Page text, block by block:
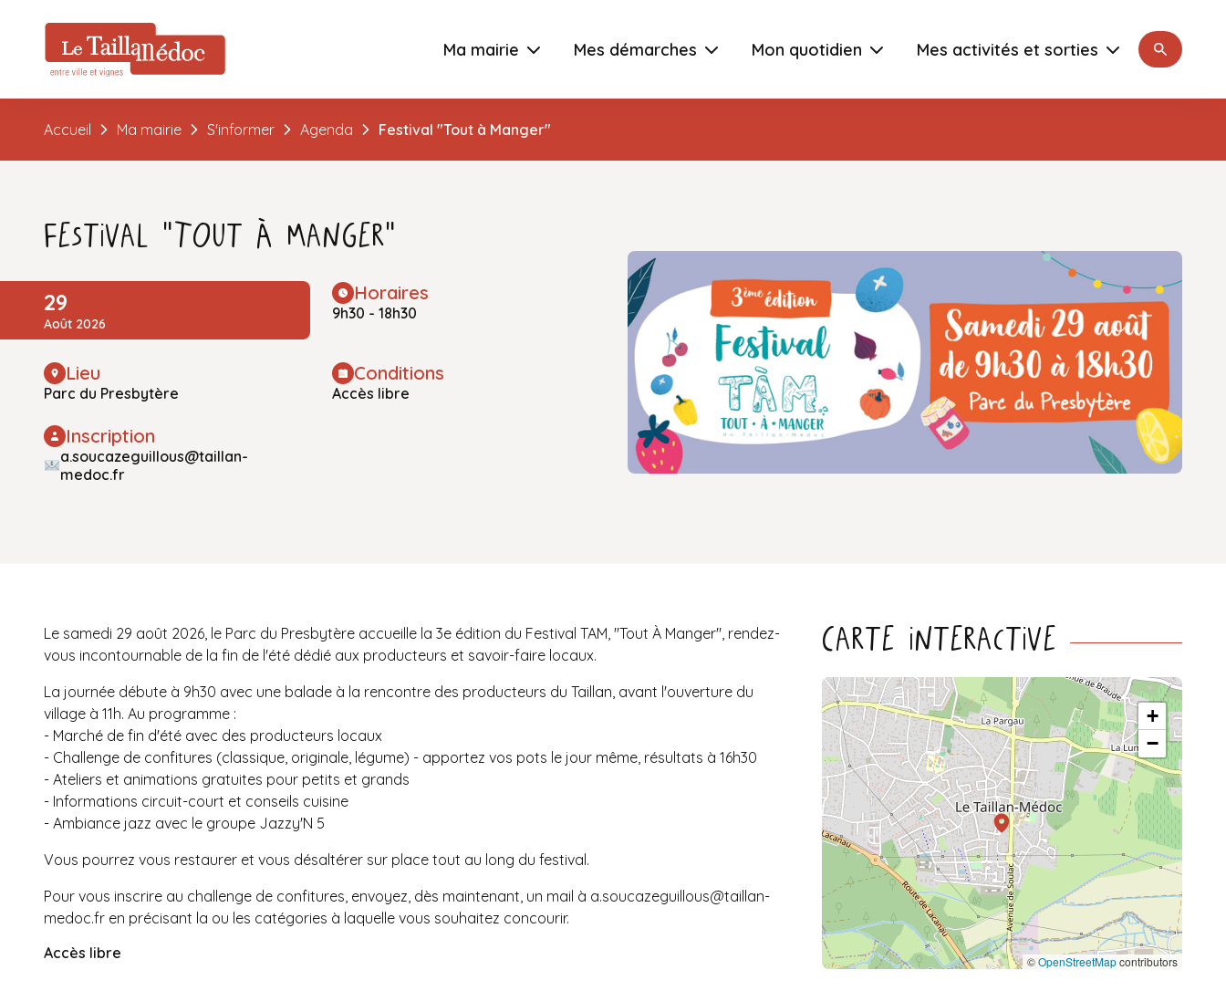
Ma mairie Mes démarches Mon quotidien Mes activités et sorties Rechercher
Accueil Ma mairie S'informer Agenda Festival "Tout à Manger"
Festival "Tout à Manger"
29
Août 2026
Horaires
9h30 - 18h30
Lieu
Parc du Presbytère
Conditions
Accès libre
Inscription
a.soucazeguillous@taillan-
medoc.fr
Le samedi 29 août 2026, le Parc du Presbytère accueille la 3e édition du Festival TAM, "Tout À Manger", rendez-
vous incontournable de la fin de l'été dédié aux producteurs et savoir-faire locaux.
La journée débute à 9h30 avec une balade à la rencontre des producteurs du Taillan, avant l'ouverture du
village à 11h. Au programme :
- Marché de fin d'été avec des producteurs locaux
- Challenge de confitures (classique, originale, légume) - apportez vos pots le jour même, résultats à 16h30
- Ateliers et animations gratuites pour petits et grands
- Informations circuit-court et conseils cuisine
- Ambiance jazz avec le groupe Jazzy'N 5
Vous pourrez vous restaurer et vous désaltérer sur place tout au long du festival.
Pour vous inscrire au challenge de confitures, envoyez, dès maintenant, un mail à a.soucazeguillous@taillan-
medoc.fr en précisant la ou les catégories à laquelle vous souhaitez concourir.
Accès libre
Carte interactive
+
−
©OpenStreetMapcontributors